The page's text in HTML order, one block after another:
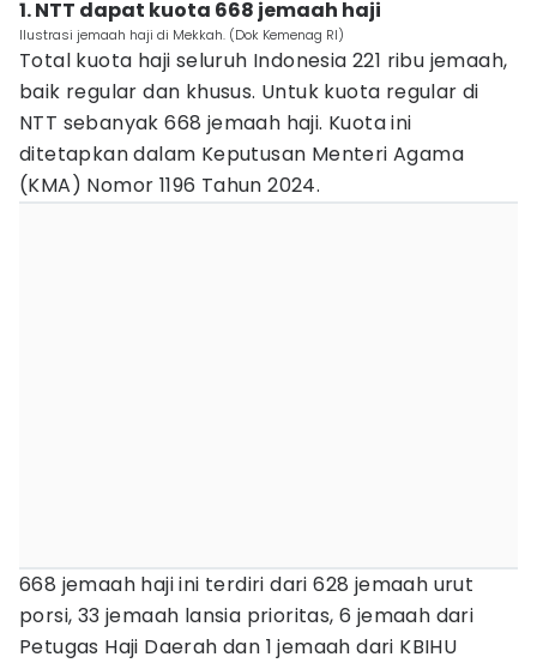
1. NTT dapat kuota 668 jemaah haji
Ilustrasi jemaah haji di Mekkah. (Dok Kemenag RI)
Total kuota haji seluruh Indonesia 221 ribu jemaah,
baik regular dan khusus. Untuk kuota regular di
NTT sebanyak 668 jemaah haji. Kuota ini
ditetapkan dalam Keputusan Menteri Agama
(KMA) Nomor 1196 Tahun 2024.
668 jemaah haji ini terdiri dari 628 jemaah urut
porsi, 33 jemaah lansia prioritas, 6 jemaah dari
Petugas Haji Daerah dan 1 jemaah dari KBIHU